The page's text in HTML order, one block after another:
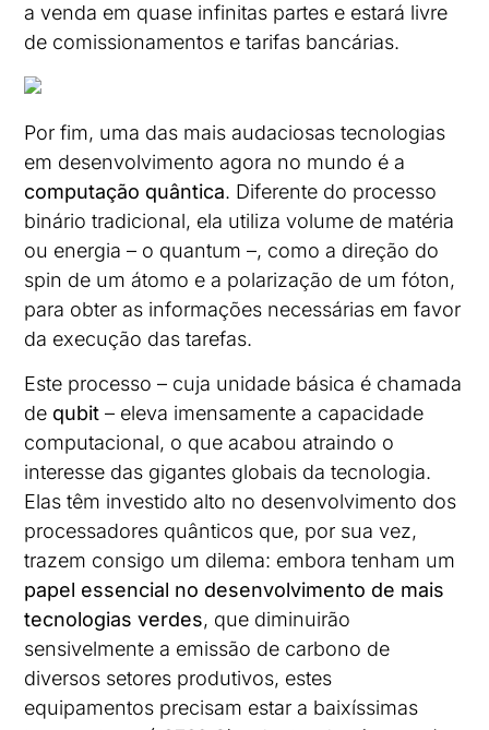
a venda em quase infinitas partes e estará livre
de comissionamentos e tarifas bancárias.
Por fim, uma das mais audaciosas tecnologias
em desenvolvimento agora no mundo é a
computação quântica. Diferente do processo
binário tradicional, ela utiliza volume de matéria
ou energia – o quantum –, como a direção do
spin de um átomo e a polarização de um fóton,
para obter as informações necessárias em favor
da execução das tarefas.
Este processo – cuja unidade básica é chamada
de qubit – eleva imensamente a capacidade
computacional, o que acabou atraindo o
interesse das gigantes globais da tecnologia.
Elas têm investido alto no desenvolvimento dos
processadores quânticos que, por sua vez,
trazem consigo um dilema: embora tenham um
papel essencial no desenvolvimento de mais
tecnologias verdes, que diminuirão
sensivelmente a emissão de carbono de
diversos setores produtivos, estes
equipamentos precisam estar a baixíssimas